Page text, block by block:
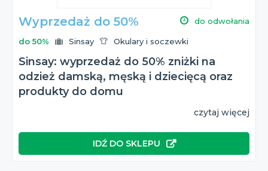
Wyprzedaż do 50% do odwołania
do 50% Sinsay Okulary i soczewki
Sinsay: wyprzedaż do 50% zniżki na
odzież damską, męską i dziecięcą oraz
produkty do domu
czytaj więcej
IDŹ DO SKLEPU